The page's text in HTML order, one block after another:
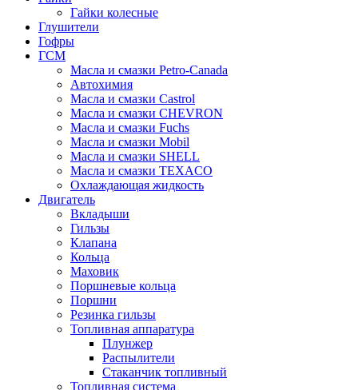
Гайки колесные
Глушители
Гофры
ГСМ
Масла и смазки Petro-Canada
Автохимия
Масла и смазки Castrol
Масла и смазки CHEVRON
Масла и смазки Fuchs
Масла и смазки Mobil
Масла и смазки SHELL
Масла и смазки TEXACO
Охлаждающая жидкость
Двигатель
Вкладыши
Гильзы
Клапана
Кольца
Маховик
Поршневые кольца
Поршни
Резинка гильзы
Топливная аппаратура
Плунжер
Распылители
Стаканчик топливный
Топливная система